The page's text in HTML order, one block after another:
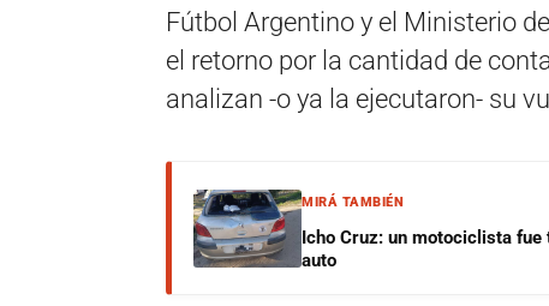
Fútbol Argentino y el Ministerio
el retorno por la cantidad de
analizan -o ya la ejecutaron- su
MIRÁ TAMBIÉN
Icho Cruz: un motociclista
auto